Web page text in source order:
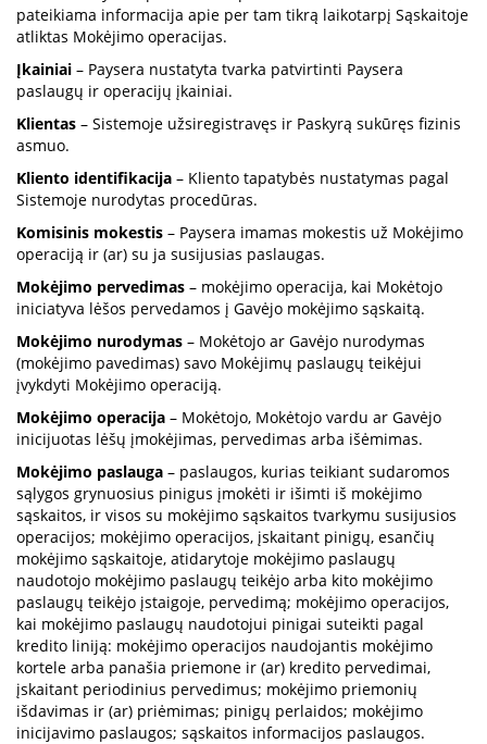
pateikiama informacija apie per tam tikrą laikotarpį Sąskaitoje
atliktas Mokėjimo operacijas.
Įkainiai – Paysera nustatyta tvarka patvirtinti Paysera
paslaugų ir operacijų įkainiai.
Klientas – Sistemoje užsiregistravęs ir Paskyrą sukūręs fizinis
asmuo.
Kliento identifikacija – Kliento tapatybės nustatymas pagal
Sistemoje nurodytas procedūras.
Komisinis mokestis – Paysera imamas mokestis už Mokėjimo
operaciją ir (ar) su ja susijusias paslaugas.
Mokėjimo pervedimas – mokėjimo operacija, kai Mokėtojo
iniciatyva lėšos pervedamos į Gavėjo mokėjimo sąskaitą.
Mokėjimo nurodymas – Mokėtojo ar Gavėjo nurodymas
(mokėjimo pavedimas) savo Mokėjimų paslaugų teikėjui
įvykdyti Mokėjimo operaciją.
Mokėjimo operacija – Mokėtojo, Mokėtojo vardu ar Gavėjo
inicijuotas lėšų įmokėjimas, pervedimas arba išėmimas.
Mokėjimo paslauga – paslaugos, kurias teikiant sudaromos
sąlygos grynuosius pinigus įmokėti ir išimti iš mokėjimo
sąskaitos, ir visos su mokėjimo sąskaitos tvarkymu susijusios
operacijos; mokėjimo operacijos, įskaitant pinigų, esančių
mokėjimo sąskaitoje, atidarytoje mokėjimo paslaugų
naudotojo mokėjimo paslaugų teikėjo arba kito mokėjimo
paslaugų teikėjo įstaigoje, pervedimą; mokėjimo operacijos,
kai mokėjimo paslaugų naudotojui pinigai suteikti pagal
kredito liniją: mokėjimo operacijos naudojantis mokėjimo
kortele arba panašia priemone ir (ar) kredito pervedimai,
įskaitant periodinius pervedimus; mokėjimo priemonių
išdavimas ir (ar) priėmimas; pinigų perlaidos; mokėjimo
inicijavimo paslaugos; sąskaitos informacijos paslaugos.